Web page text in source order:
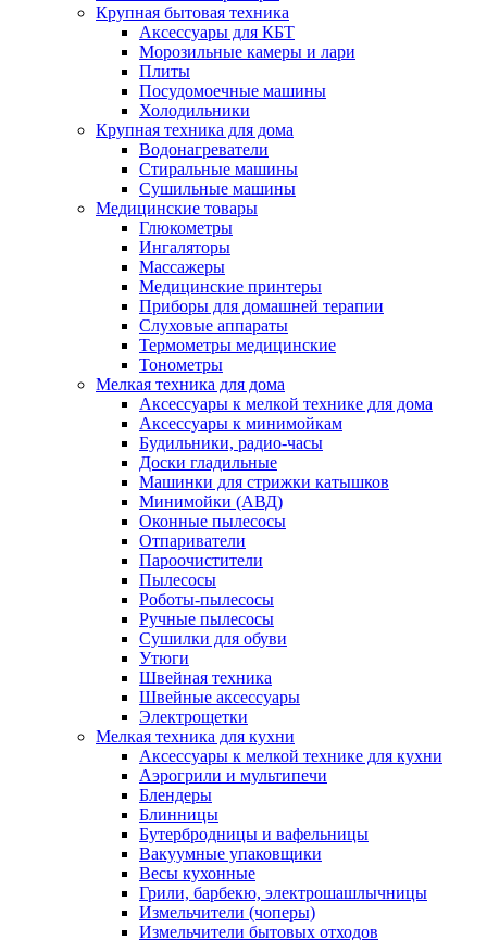
Крупная бытовая техника
Аксессуары для КБТ
Морозильные камеры и лари
Плиты
Посудомоечные машины
Холодильники
Крупная техника для дома
Водонагреватели
Стиральные машины
Сушильные машины
Медицинские товары
Глюкометры
Ингаляторы
Массажеры
Медицинские принтеры
Приборы для домашней терапии
Слуховые аппараты
Термометры медицинские
Тонометры
Мелкая техника для дома
Аксессуары к мелкой технике для дома
Аксессуары к минимойкам
Будильники, радио-часы
Доски гладильные
Машинки для стрижки катышков
Минимойки (АВД)
Оконные пылесосы
Отпариватели
Пароочистители
Пылесосы
Роботы-пылесосы
Ручные пылесосы
Сушилки для обуви
Утюги
Швейная техника
Швейные аксессуары
Электрощетки
Мелкая техника для кухни
Аксессуары к мелкой технике для кухни
Аэрогрили и мультипечи
Блендеры
Блинницы
Бутербродницы и вафельницы
Вакуумные упаковщики
Весы кухонные
Грили, барбекю, электрошашлычницы
Измельчители (чоперы)
Измельчители бытовых отходов